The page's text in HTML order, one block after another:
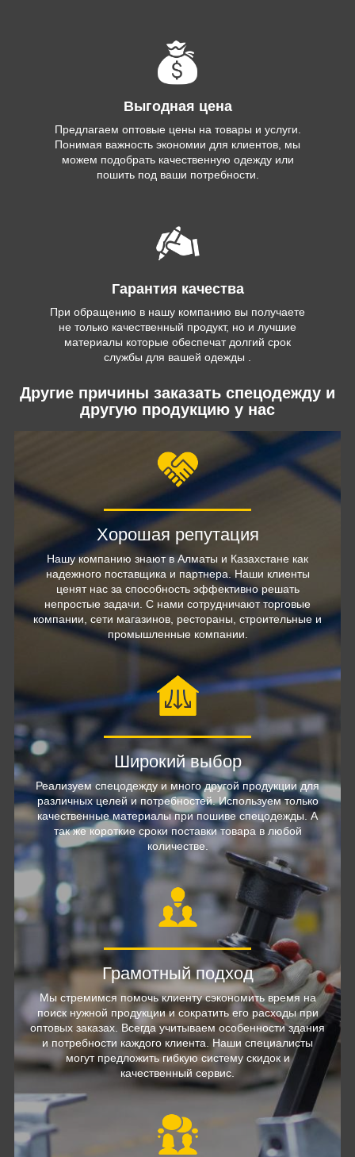
Выгодная цена
Предлагаем оптовые цены на товары и услуги.
Понимая важность экономии для клиентов, мы
можем подобрать качественную одежду или
пошить под ваши потребности.
Гарантия качества
При обращению в нашу компанию вы получаете
не только качественный продукт, но и лучшие
материалы которые обеспечат долгий срок
службы для вашей одежды .
Другие причины заказать спецодежду и
другую продукцию у нас
Хорошая репутация
Нашу компанию знают в Алматы и Казахстане как
надежного поставщика и партнера. Наши клиенты
ценят нас за способность эффективно решать
непростые задачи. С нами сотрудничают торговые
компании, сети магазинов, рестораны, строительные и
промышленные компании.
Широкий выбор
Реализуем спецодежду и много другой продукции для
различных целей и потребностей. Используем только
качественные материалы при пошиве спецодежды. А
так же короткие сроки поставки товара в любой
количестве.
Грамотный подход
Мы стремимся помочь клиенту сэкономить время на
поиск нужной продукции и сократить его расходы при
оптовых заказах. Всегда учитываем особенности здания
и потребности каждого клиента. Наши специалисты
могут предложить гибкую систему скидок и
качественный сервис.